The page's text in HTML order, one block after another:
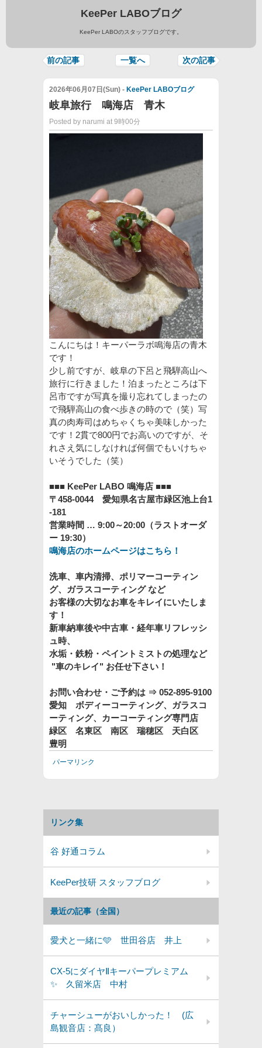
KeePer LABOブログ
KeePer LABOのスタッフブログです。
前の記事 一覧へ 次の記事
2026年06月07日(Sun) - KeePer LABOブログ
岐阜旅行 鳴海店 青木
Posted by narumi at 9時00分
こんにちは！キーパーラボ鳴海店の青木
です！
少し前ですが、岐阜の下呂と飛騨高山へ
旅行に行きました！泊まったところは下
呂市ですが写真を撮り忘れてしまったの
で飛騨高山の食べ歩きの時ので（笑）写
真の肉寿司はめちゃくちゃ美味しかった
です！2貫で800円でお高いのですが、そ
れさえ気にしなければ何個でもいけちゃ
いそうでした（笑）
■■■ KeePer LABO 鳴海店 ■■■
〒458-0044 愛知県名古屋市緑区池上台1
-181
営業時間 … 9:00～20:00（ラストオーダ
ー 19:30）
鳴海店のホームページはこちら！
洗車、車内清掃、ポリマーコーティン
グ、ガラスコーティング など
お客様の大切なお車をキレイにいたしま
す！
新車納車後や中古車・経年車リフレッシ
ュ時、
水垢・鉄粉・ペイントミストの処理など
"車のキレイ" お任せ下さい！
お問い合わせ・ご予約は ⇒ 052-895-9100
愛知 ボディーコーティング、ガラスコ
ーティング、カーコーティング専門店
緑区 名東区 南区 瑞穂区 天白区
豊明
パーマリンク
最近の記事（全国）
愛犬と一緒に🩵 世田谷店 井上
CX-5にダイヤⅡキーパープレミアム
✨️ 久留米店 中村
チャーシューがおいしかった！ (広
島観音店：髙良）
リンク集
谷 好通コラム
KeePer技研 スタッフブログ